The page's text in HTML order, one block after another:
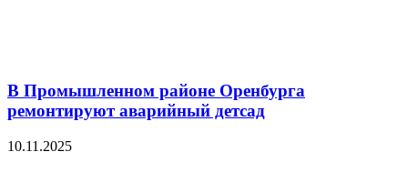
В Промышленном районе Оренбурга
ремонтируют аварийный детсад
10.11.2025